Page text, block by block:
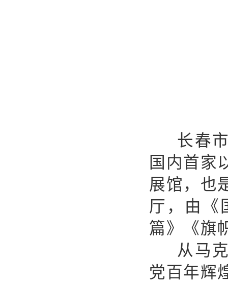
长春
国内首家
展馆，也
厅，由《
篇》《旗
从马
党百年辉